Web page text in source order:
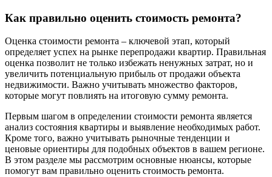
Как правильно оценить стоимость ремонта?
Оценка стоимости ремонта – ключевой этап, который
определяет успех на рынке перепродажи квартир. Правильная
оценка позволит не только избежать ненужных затрат, но и
увеличить потенциальную прибыль от продажи объекта
недвижимости. Важно учитывать множество факторов,
которые могут повлиять на итоговую сумму ремонта.
Первым шагом в определении стоимости ремонта является
анализ состояния квартиры и выявление необходимых работ.
Кроме того, важно учитывать рыночные тенденции и
ценовые ориентиры для подобных объектов в вашем регионе.
В этом разделе мы рассмотрим основные нюансы, которые
помогут вам правильно оценить стоимость ремонта.